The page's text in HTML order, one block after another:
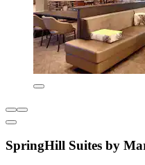
SpringHill Suites by